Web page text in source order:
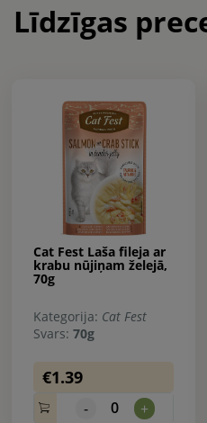
Līdzīgas
Cat Fest Laša fileja ar
krabu nūjiņam želejā,
70g
Kategorija: Cat Fest
Svars: 70g
€1.39
- 0 +